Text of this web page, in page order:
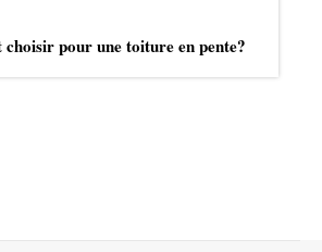
choisir pour une toiture en pente?